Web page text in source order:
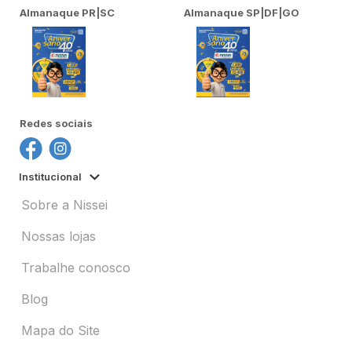
Almanaque PR|SC Almanaque SP|DF|GO
Redes sociais
Institucional
Sobre a Nissei
Nossas lojas
Trabalhe conosco
Blog
Mapa do Site